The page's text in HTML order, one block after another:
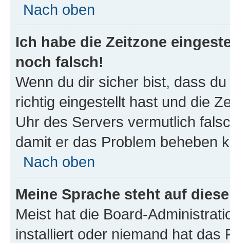
Nach oben
Ich habe die Zeitzone
noch falsch!
Wenn du dir sicher bist, dass
richtig eingestellt hast und die
Uhr des Servers vermutlich
damit er das Problem beheben
Nach oben
Meine Sprache steht auf
Meist hat die Board-
installiert oder niemand hat das